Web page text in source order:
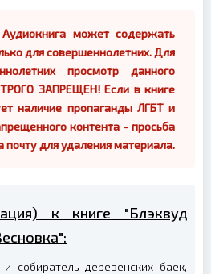
может содержать
для совершеннолетних. Для
просмотр данного
ЗАПРЕЩЕН! Если в книге
наличие пропаганды ЛГБТ и
контента - просьба
почту для удаления материала.
к книге "Блэквуд
собиратель деревенских баек,